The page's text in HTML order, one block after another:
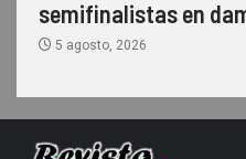
semifinalistas en
5 agosto, 2026